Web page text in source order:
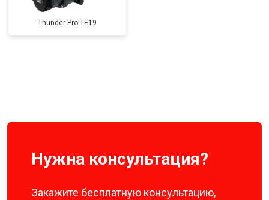
Thunder Pro TE19
Нужна консультация?
Закажите бесплатную консультацию,